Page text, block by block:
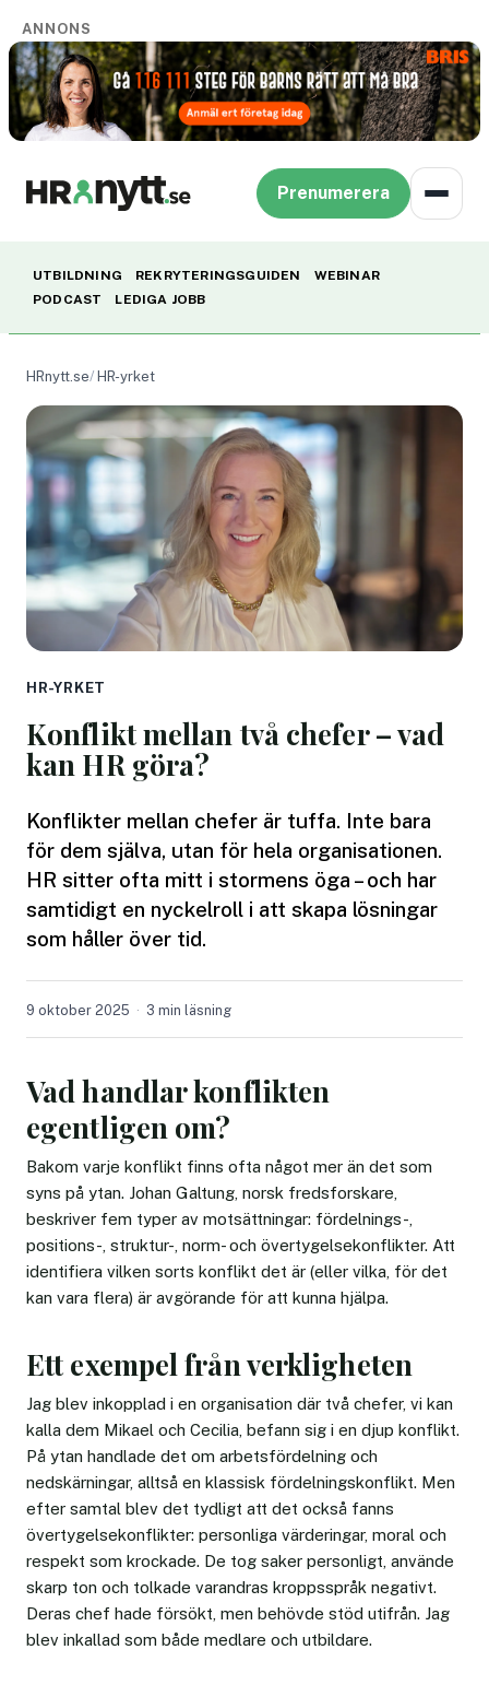
ANNONS
Prenumerera
UTBILDNING REKRYTERINGSGUIDEN
WEBINAR
PODCAST
LEDIGA JOBB
HRnytt.se HR-yrket
HR-YRKET
Konflikt mellan två chefer – vad
kan HR göra?
Konflikter mellan chefer är tuffa. Inte bara
för dem själva, utan för hela organisationen.
HR sitter ofta mitt i stormens öga – och har
samtidigt en nyckelroll i att skapa lösningar
som håller över tid.
9 oktober 2025 3 min läsning
Vad handlar konflikten
egentligen om?
Bakom varje konflikt finns ofta något mer än det som
syns på ytan. Johan Galtung, norsk fredsforskare,
beskriver fem typer av motsättningar: fördelnings-,
positions-, struktur-, norm- och övertygelsekonflikter. Att
identifiera vilken sorts konflikt det är (eller vilka, för det
kan vara flera) är avgörande för att kunna hjälpa.
Ett exempel från verkligheten
Jag blev inkopplad i en organisation där två chefer, vi kan
kalla dem Mikael och Cecilia, befann sig i en djup konflikt.
På ytan handlade det om arbetsfördelning och
nedskärningar, alltså en klassisk fördelningskonflikt. Men
efter samtal blev det tydligt att det också fanns
övertygelsekonflikter: personliga värderingar, moral och
respekt som krockade. De tog saker personligt, använde
skarp ton och tolkade varandras kroppsspråk negativt.
Deras chef hade försökt, men behövde stöd utifrån. Jag
blev inkallad som både medlare och utbildare.